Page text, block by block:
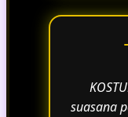
suasana